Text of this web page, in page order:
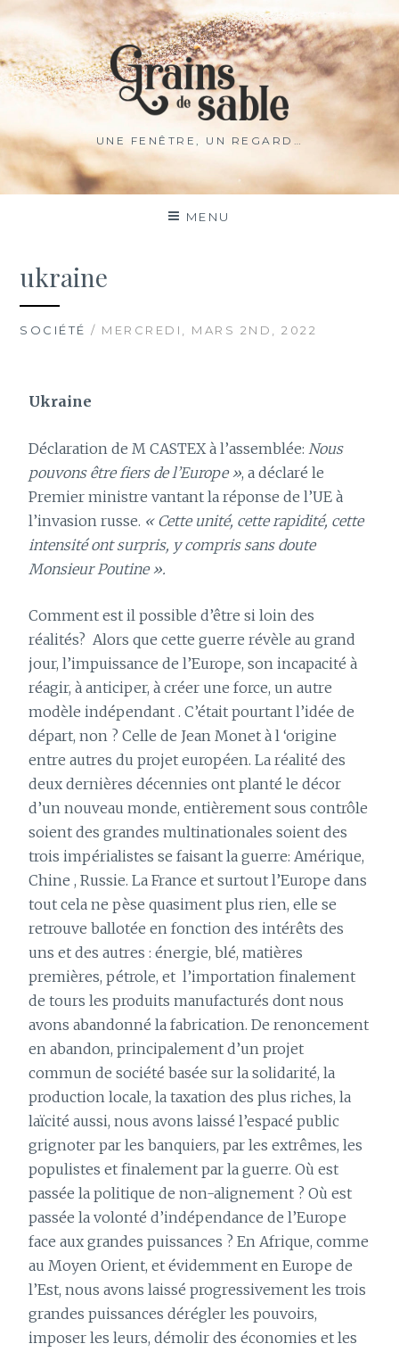
UNE FENÊTRE, UN REGARD…
MENU
ukraine
SOCIÉTÉ / MERCREDI, MARS 2ND, 2022
Ukraine
Déclaration de M CASTEX à l’assemblée: Nous
pouvons être fiers de l’Europe », a déclaré le
Premier ministre vantant la réponse de l’UE à
l’invasion russe. « Cette unité, cette rapidité, cette
intensité ont surpris, y compris sans doute
Monsieur Poutine ».
Comment est il possible d’être si loin des
réalités? Alors que cette guerre révèle au grand
jour, l’impuissance de l’Europe, son incapacité à
réagir, à anticiper, à créer une force, un autre
modèle indépendant . C’était pourtant l’idée de
départ, non ? Celle de Jean Monet à l ‘origine
entre autres du projet européen. La réalité des
deux dernières décennies ont planté le décor
d’un nouveau monde, entièrement sous contrôle
soient des grandes multinationales soient des
trois impérialistes se faisant la guerre: Amérique,
Chine , Russie. La France et surtout l’Europe dans
tout cela ne pèse quasiment plus rien, elle se
retrouve ballotée en fonction des intérêts des
uns et des autres : énergie, blé, matières
premières, pétrole, et l’importation finalement
de tours les produits manufacturés dont nous
avons abandonné la fabrication. De renoncement
en abandon, principalement d’un projet
commun de société basée sur la solidarité, la
production locale, la taxation des plus riches, la
laïcité aussi, nous avons laissé l’espacé public
grignoter par les banquiers, par les extrêmes, les
populistes et finalement par la guerre. Où est
passée la politique de non-alignement ? Où est
passée la volonté d’indépendance de l’Europe
face aux grandes puissances ? En Afrique, comme
au Moyen Orient, et évidemment en Europe de
l’Est, nous avons laissé progressivement les trois
grandes puissances dérégler les pouvoirs,
imposer les leurs, démolir des économies et les